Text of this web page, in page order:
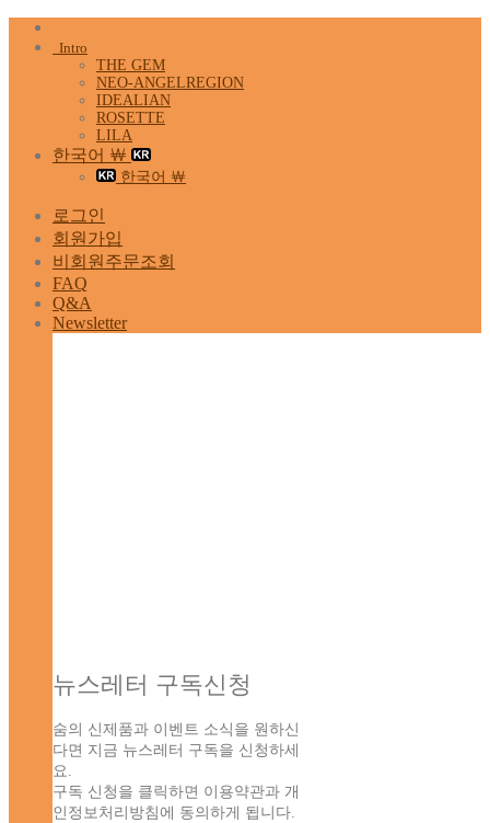
Skip
Intro
THE GEM
NEO-ANGELREGION
IDEALIAN
ROSETTE
LILA
한국어 ￦
한국어 ￦
로그인
회원가입
비회원주문조회
FAQ
Q&A
Newsletter
뉴스레터 구독신청
숨의 신제품과 이벤트 소식을 원하신
다면 지금 뉴스레터 구독을 신청하세
요.
구독 신청을 클릭하면 이용약관과 개
인정보처리방침에 동의하게 됩니다.